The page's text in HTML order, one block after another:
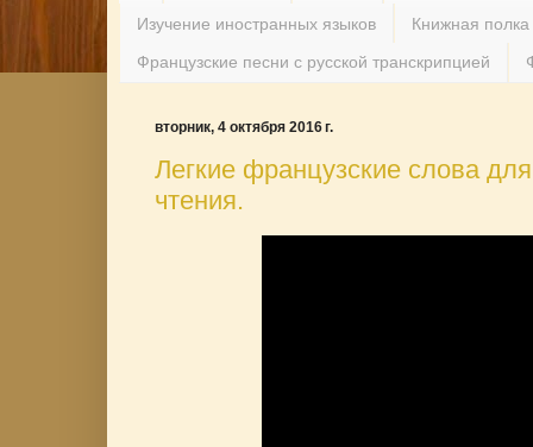
Изучение иностранных языков Книжная полка
Французские песни с русской транскрипцией
вторник, 4 октября 2016 г.
Легкие французские слова
чтения.